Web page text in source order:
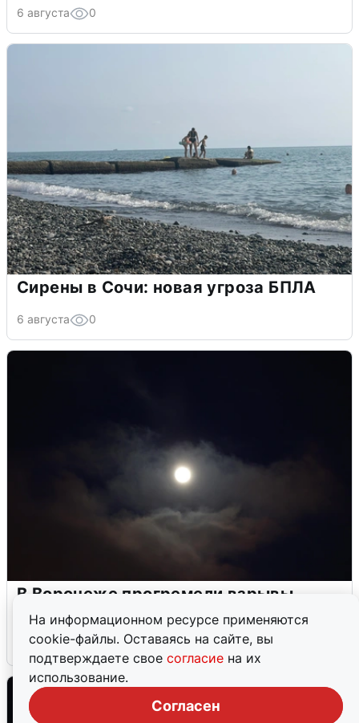
На информационном ресурсе применяются
cookie-файлы. Оставаясь на сайте, вы
подтверждаете свое согласие на их
использование.
Согласен
6 августа 0
Сирены в Сочи: новая угроза БПЛА
6 августа 0
В Воронеже прогремели взрывы
после сигнала тревоги
5 августа 0